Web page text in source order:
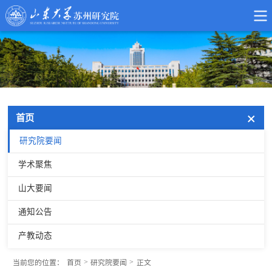
首页
研究院要闻
学术聚焦
山大要闻
通知公告
产教动态
当前您的位置： 首页 > 研究院要闻 > 正文